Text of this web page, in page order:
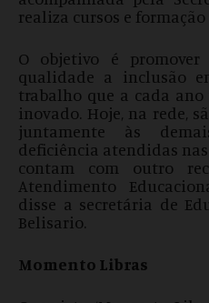
realiza cursos e
O objetivo é
qualidade a inclusão
trabalho que a cada
inovado. Hoje, na rede,
juntamente às
deficiência atendidas
contam com outro
Atendimento
disse a secretária de
Belisario.
Momento Libras